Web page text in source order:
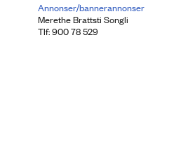
Annonser/bannerannonser
Merethe Brattsti Songli
Tlf: 900 78 529